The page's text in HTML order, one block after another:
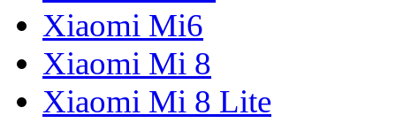
Xiaomi Mi6
Xiaomi Mi 8
Xiaomi Mi 8 Lite